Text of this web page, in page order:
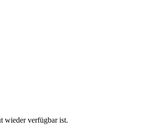
wieder verfügbar ist.